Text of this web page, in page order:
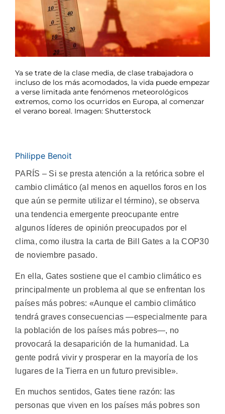
Ya se trate de la clase media, de clase trabajadora o
incluso de los más acomodados, la vida puede empezar
a verse limitada ante fenómenos meteorológicos
extremos, como los ocurridos en Europa, al comenzar
el verano boreal. Imagen: Shutterstock
Philippe Benoit
PARÍS – Si se presta atención a la retórica sobre el
cambio climático (al menos en aquellos foros en los
que aún se permite utilizar el término), se observa
una tendencia emergente preocupante entre
algunos líderes de opinión preocupados por el
clima, como ilustra la carta de Bill Gates a la COP30
de noviembre pasado.
En ella, Gates sostiene que el cambio climático es
principalmente un problema al que se enfrentan los
países más pobres: «Aunque el cambio climático
tendrá graves consecuencias —especialmente para
la población de los países más pobres—, no
provocará la desaparición de la humanidad. La
gente podrá vivir y prosperar en la mayoría de los
lugares de la Tierra en un futuro previsible».
En muchos sentidos, Gates tiene razón: las
personas que viven en los países más pobres son